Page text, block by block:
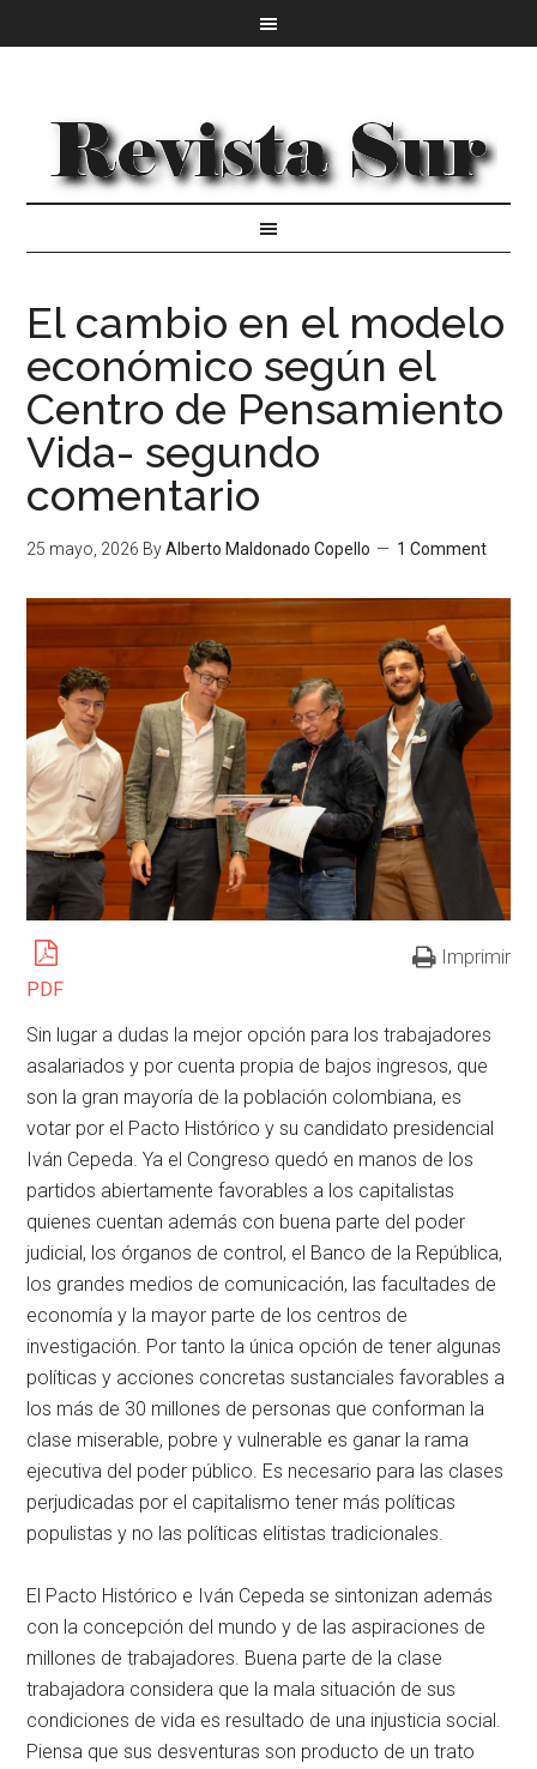
El cambio en el modelo
económico según el
Centro de Pensamiento
Vida- segundo
comentario
25 mayo, 2026 ByAlberto Maldonado Copello 1 Comment
PDF
Imprimir
Sin lugar a dudas la mejor opción para los trabajadores
asalariados y por cuenta propia de bajos ingresos, que
son la gran mayoría de la población colombiana, es
votar por el Pacto Histórico y su candidato presidencial
Iván Cepeda. Ya el Congreso quedó en manos de los
partidos abiertamente favorables a los capitalistas
quienes cuentan además con buena parte del poder
judicial, los órganos de control, el Banco de la República,
los grandes medios de comunicación, las facultades de
economía y la mayor parte de los centros de
investigación. Por tanto la única opción de tener algunas
políticas y acciones concretas sustanciales favorables a
los más de 30 millones de personas que conforman la
clase miserable, pobre y vulnerable es ganar la rama
ejecutiva del poder público. Es necesario para las clases
perjudicadas por el capitalismo tener más políticas
populistas y no las políticas elitistas tradicionales.
El Pacto Histórico e Iván Cepeda se sintonizan además
con la concepción del mundo y de las aspiraciones de
millones de trabajadores. Buena parte de la clase
trabajadora considera que la mala situación de sus
condiciones de vida es resultado de una injusticia social.
Piensa que sus desventuras son producto de un trato